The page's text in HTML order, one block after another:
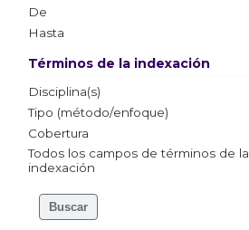
De
Hasta
Términos de la indexación
Disciplina(s)
Tipo (método/enfoque)
Cobertura
Todos los campos de términos de la
indexación